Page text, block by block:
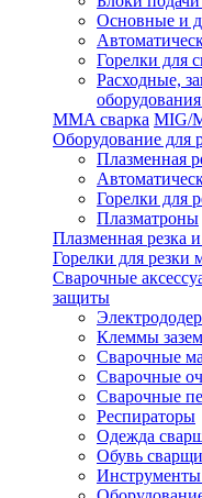
Основные и
Горелки для
Расходные,
MMA сварка MIG/
Оборудование для
Плазменная
Горелки для
Плазматроны
Плазменная резка
Горелки для резки
Сварочные
защиты
Клеммы
Сварочные
Сварочные
Сварочные
Респираторы
Одежда
Обувь